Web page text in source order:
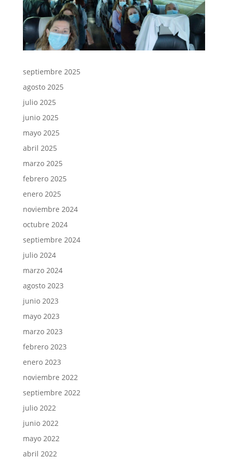
septiembre 2025
agosto 2025
julio 2025
junio 2025
mayo 2025
abril 2025
marzo 2025
febrero 2025
enero 2025
noviembre 2024
octubre 2024
septiembre 2024
julio 2024
marzo 2024
agosto 2023
junio 2023
mayo 2023
marzo 2023
febrero 2023
enero 2023
noviembre 2022
septiembre 2022
julio 2022
junio 2022
mayo 2022
abril 2022